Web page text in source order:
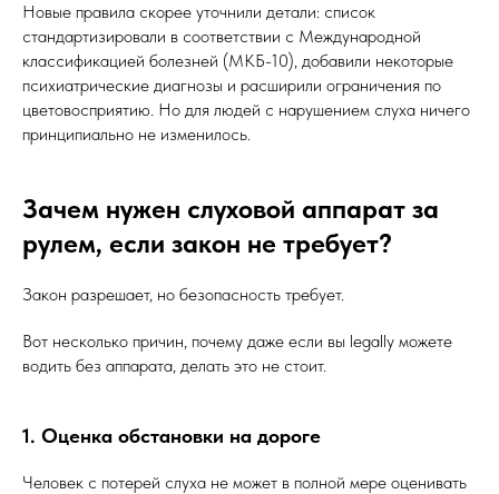
Новые правила скорее уточнили детали: список
стандартизировали в соответствии с Международной
классификацией болезней (МКБ-10), добавили некоторые
психиатрические диагнозы и расширили ограничения по
цветовосприятию. Но для людей с нарушением слуха ничего
принципиально не изменилось.
Зачем нужен слуховой аппарат за
рулем, если закон не требует?
Закон разрешает, но безопасность требует.
Вот несколько причин, почему даже если вы legally можете
водить без аппарата, делать это не стоит.
1. Оценка обстановки на дороге
Человек с потерей слуха не может в полной мере оценивать